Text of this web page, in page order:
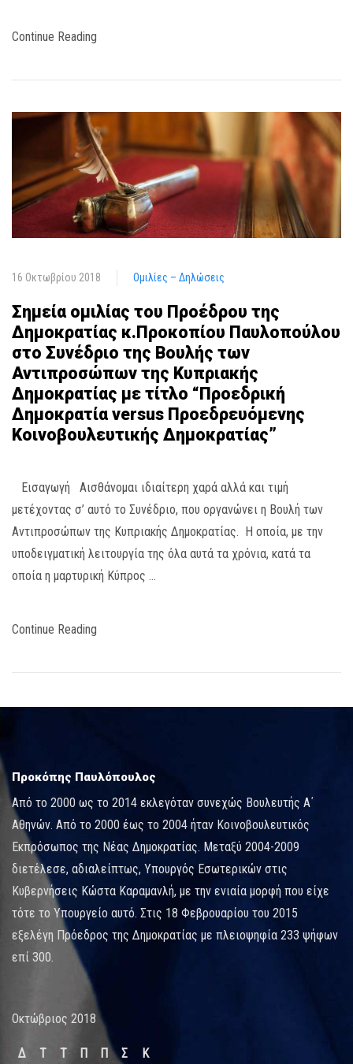
Continue Reading
16 Οκτωβρίου 2018 Ομιλίες – Δηλώσεις
Σημεία ομιλίας του Προέδρου της
Δημοκρατίας κ.Προκοπίου Παυλοπούλου
στο Συνέδριο της Βουλής των
Αντιπροσώπων της Κυπριακής
Δημοκρατίας με τίτλο “Προεδρική
Δημοκρατία versus Προεδρευόμενης
Κοινοβουλευτικής Δημοκρατίας”
Εισαγωγή Αισθάνομαι ιδιαίτερη χαρά αλλά και τιμή
μετέχοντας σ’ αυτό το Συνέδριο, που οργανώνει η Βουλή των
Αντιπροσώπων της Κυπριακής Δημοκρατίας. Η οποία, με την
υποδειγματική λειτουργία της όλα αυτά τα χρόνια, κατά τα
οποία η μαρτυρική Κύπρος …
Continue Reading
Προκόπης Παυλόπουλος
Από το 2000 ως το 2014 εκλεγόταν συνεχώς Βουλευτής Α΄
Αθηνών. Από το 2000 έως το 2004 ήταν Κοινοβουλευτικός
Εκπρόσωπος της Νέας Δημοκρατίας. Μεταξύ 2004-2009
διετέλεσε, αδιαλείπτως, Υπουργός Εσωτερικών στις
Κυβερνήσεις Κώστα Καραμανλή, με την ενιαία μορφή που είχε
τότε το Υπουργείο αυτό. Στις 18 Φεβρουαρίου του 2015
εξελέγη Πρόεδρος της Δημοκρατίας με πλειοψηφία 233 ψήφων
επί 300.
Οκτώβριος 2018
Δ Τ Τ Π Π Σ Κ